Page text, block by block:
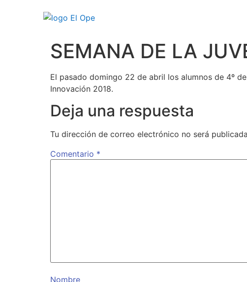
SEMANA DE LA
El pasado domingo 22 de abril los alumnos de 4º
Innovación 2018.
Deja una respuesta
Tu dirección de correo electrónico no será
Comentario *
Nombre